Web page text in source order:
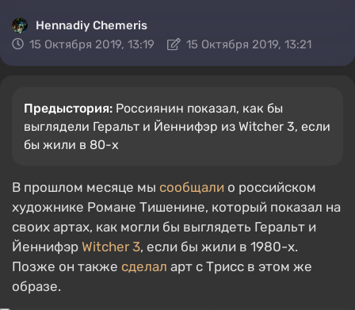
Hennadiy Chemеris
15 Октября 2019, 13:19
15 Октября 2019, 13:21
Предыстория: Россиянин показал, как бы
выглядели Геральт и Йеннифэр из Witcher 3, если
бы жили в 80-х
В прошлом месяце мы сообщали о российском
художнике Романе Тишенине, который показал на
своих артах, как могли бы выглядеть Геральт и
Йеннифэр Witcher 3, если бы жили в 1980-х.
Позже он также сделал арт с Трисс в этом же
образе.